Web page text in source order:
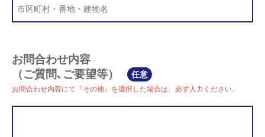
お問合わせ内容
（ご質問､ご要望等）
任意
お問合わせ内容にて『その他』を選択した場合は、必ず入力ください。